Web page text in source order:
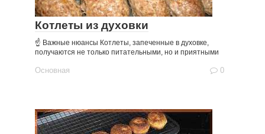
Котлеты из духовки
☝ Важные нюансы Котлеты, запеченные в духовке,
получаются не только питательными, но и приятными
Основная 0